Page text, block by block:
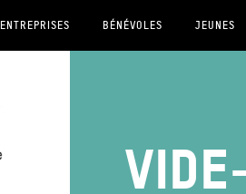
ENTREPRISES BÉNÉVOLES JEUNES